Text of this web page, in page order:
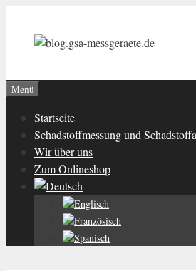
springen
Menü
Startseite
Schadstoffmessung und
Wir über uns
Zum Onlineshop